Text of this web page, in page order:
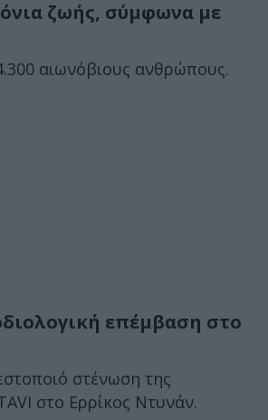
ζωής, σύμφωνα με
αιωνόβιους ανθρώπους.
επέμβαση στο
στένωση της
στο Ερρίκος Ντυνάν.